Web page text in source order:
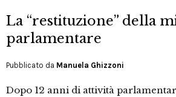
La “restituzione” della
parlamentare
Pubblicato da Manuela Ghizzoni
Dopo 12 anni di attività